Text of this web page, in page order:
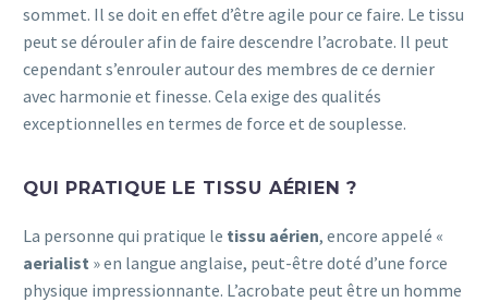
sommet. Il se doit en effet d’être agile pour ce faire. Le tissu
peut se dérouler afin de faire descendre l’acrobate. Il peut
cependant s’enrouler autour des membres de ce dernier
avec harmonie et finesse. Cela exige des qualités
exceptionnelles en termes de force et de souplesse.
QUI PRATIQUE LE TISSU AÉRIEN ?
La personne qui pratique le tissu aérien, encore appelé «
aerialist » en langue anglaise, peut-être doté d’une force
physique impressionnante. L’acrobate peut être un homme